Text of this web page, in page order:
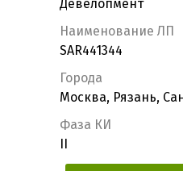
Девелопмент
Наименование ЛП
SAR441344
Города
Москва, Рязань,
Фаза КИ